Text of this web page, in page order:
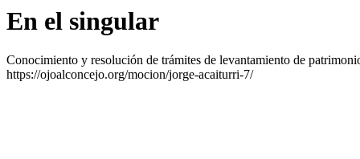
En el singular
Conocimiento y resolución de trámites de levantamiento de
https://ojoalconcejo.org/mocion/jorge-acaiturri-7/